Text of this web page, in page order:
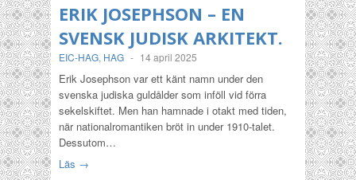
ERIK JOSEPHSON – EN
SVENSK JUDISK ARKITEKT.
EIC-HAG, HAG - 14 april 2025
Erik Josephson var ett känt namn under den
svenska judiska guldålder som inföll vid förra
sekelskiftet. Men han hamnade i otakt med tiden,
när nationalromantiken bröt in under 1910-talet.
Dessutom…
Läs →